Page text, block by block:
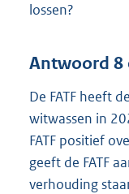
lossen?
Antwoord 8
De FATF heeft
witwassen in
FATF positief
geeft de FATF
verhouding